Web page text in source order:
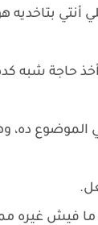
بتاخديه
حاجة شبه
الموضوع ده،
ما فيش غيره